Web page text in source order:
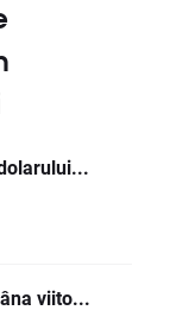
viito...